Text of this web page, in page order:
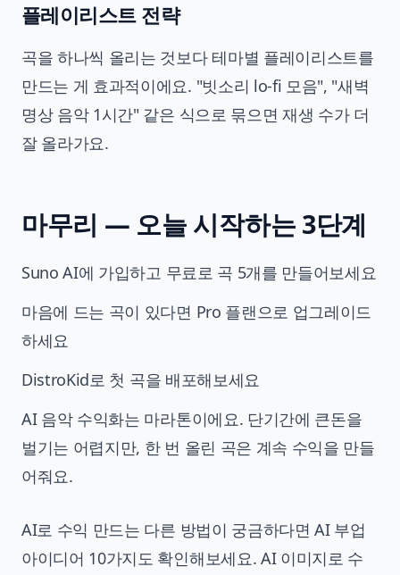
플레이리스트 전략
곡을 하나씩 올리는 것보다 테마별 플레이리스트를
만드는 게 효과적이에요. "빗소리 lo-fi 모음", "새벽
명상 음악 1시간" 같은 식으로 묶으면 재생 수가 더
잘 올라가요.
마무리 — 오늘 시작하는 3단계
Suno AI에 가입하고 무료로 곡 5개를 만들어보세요
마음에 드는 곡이 있다면 Pro 플랜으로 업그레이드
하세요
DistroKid로 첫 곡을 배포해보세요
AI 음악 수익화는 마라톤이에요. 단기간에 큰돈을
벌기는 어렵지만, 한 번 올린 곡은 계속 수익을 만들
어줘요.
AI로 수익 만드는 다른 방법이 궁금하다면AI 부업
아이디어 10가지도 확인해보세요. AI 이미지로 수